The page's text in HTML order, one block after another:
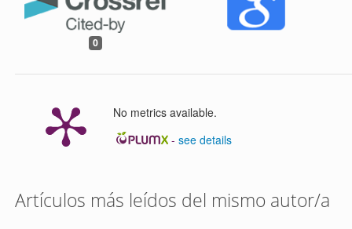
0
No metrics available.
-see details
Artículos más leídos del mismo autor/a